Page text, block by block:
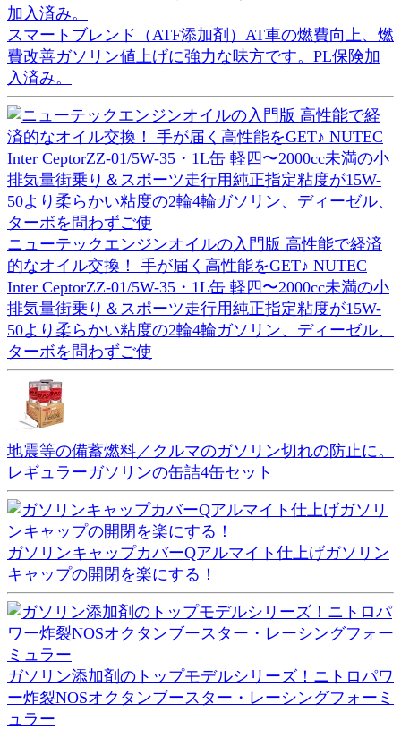
スマートブレンド（ATF添加剤）AT車の燃費向上、燃
費改善ガソリン値上げに強力な味方です。PL保険加
入済み。
ニューテックエンジンオイルの入門版 高性能で経済
的なオイル交換！ 手が届く高性能をGET♪ NUTEC
Inter CeptorZZ-01/5W-35・1L缶 軽四〜2000cc未満の小
排気量街乗り＆スポーツ走行用純正指定粘度が15W-
50より柔らかい粘度の2輪4輪ガソリン、ディーゼル、
ターボを問わずご使
地震等の備蓄燃料／クルマのガソリン切れの防止に。
レギュラーガソリンの缶詰4缶セット
ガソリンキャップカバーQアルマイト仕上げガソリン
キャップの開閉を楽にする！
ガソリン添加剤のトップモデルシリーズ！ニトロパワ
ー炸裂NOSオクタンブースター・レーシングフォーミ
ュラー